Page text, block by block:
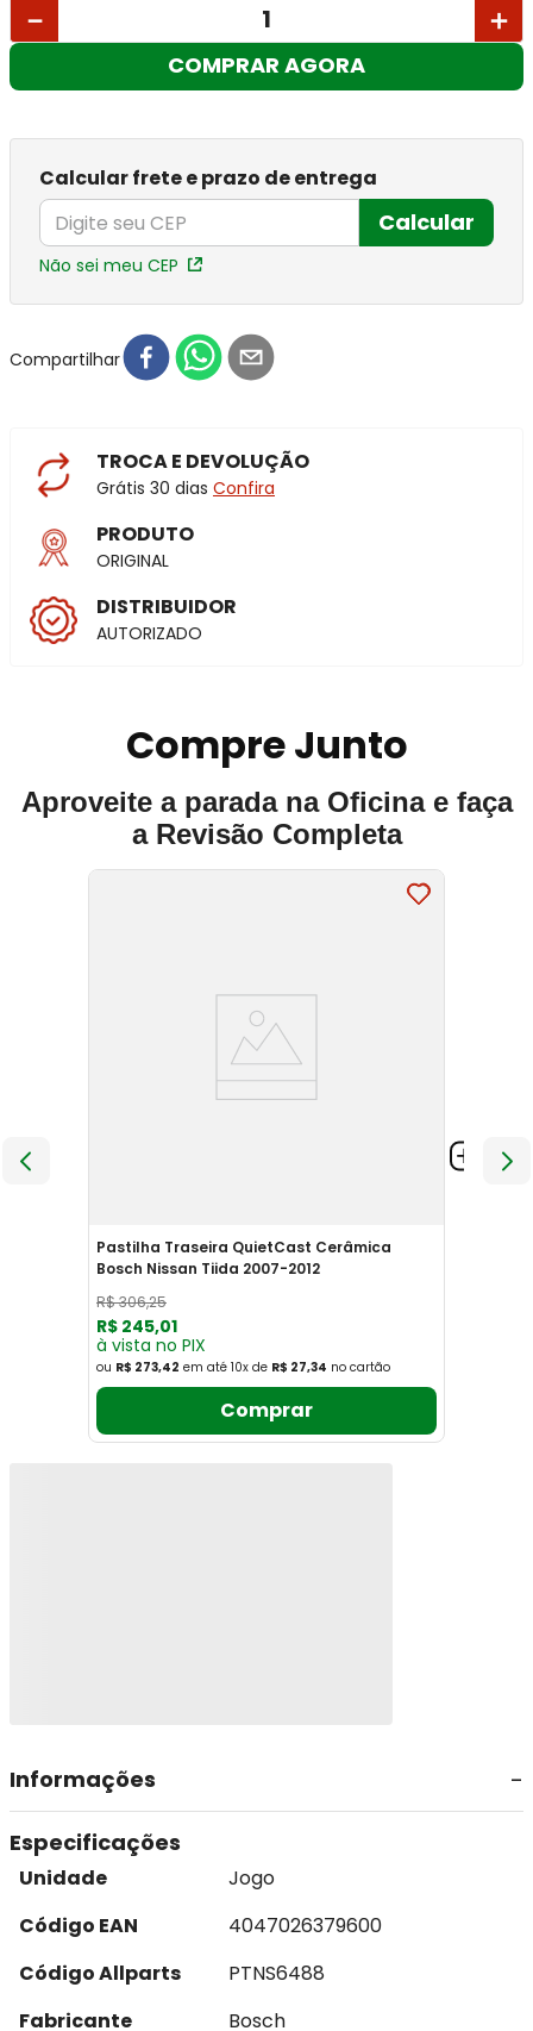
＋
－
COMPRAR AGORA
Calcular frete e prazo de entrega
Calcular
Não sei meu CEP
Compartilhar
TROCA E DEVOLUÇÃO
Grátis 30 dias Confira
PRODUTO
ORIGINAL
DISTRIBUIDOR
AUTORIZADO
Compre Junto
Aproveite a parada na Oficina e faça
a Revisão Completa
Pastilha Traseira QuietCast Cerâmica
Bosch Nissan Tiida 2007-2012
R$306,25
R$ 245,01
à vista no PIX
ou R$ 273,42 em até 10x de R$ 27,34 no cartão
Comprar
Informações
Especificações
Unidade
Jogo
Código EAN
4047026379600
Código Allparts
PTNS6488
Fabricante
Bosch